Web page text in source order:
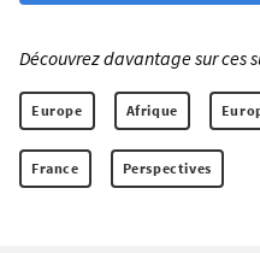
Découvrez davantage sur ces
Europe Afrique
France Perspectives